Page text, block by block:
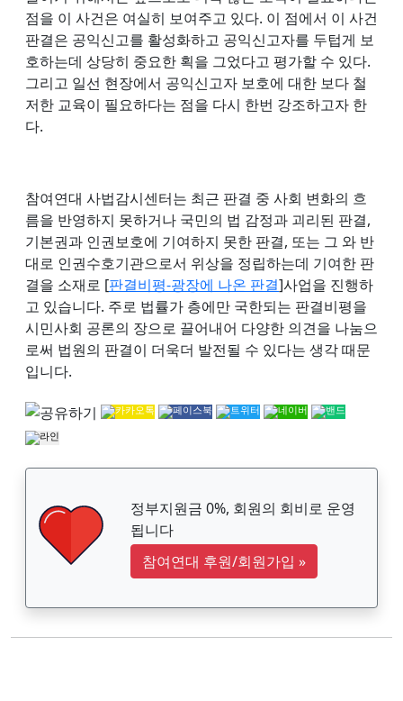
점을 이 사건은 여실히 보여주고 있다. 이 점에서 이 사건
판결은 공익신고를 활성화하고 공익신고자를 두텁게 보
호하는데 상당히 중요한 획을 그었다고 평가할 수 있다.
그리고 일선 현장에서 공익신고자 보호에 대한 보다 철
저한 교육이 필요하다는 점을 다시 한번 강조하고자 한
다.
참여연대 사법감시센터는 최근 판결 중 사회 변화의 흐
름을 반영하지 못하거나 국민의 법 감정과 괴리된 판결,
기본권과 인권보호에 기여하지 못한 판결, 또는 그 와 반
대로 인권수호기관으로서 위상을 정립하는데 기여한 판
결을 소재로 [판결비평-광장에 나온 판결]사업을 진행하
고 있습니다. 주로 법률가 층에만 국한되는 판결비평을
시민사회 공론의 장으로 끌어내어 다양한 의견을 나눔으
로써 법원의 판결이 더욱더 발전될 수 있다는 생각 때문
입니다.
정부지원금 0%, 회원의 회비로 운영
됩니다
참여연대 후원/회원가입 »